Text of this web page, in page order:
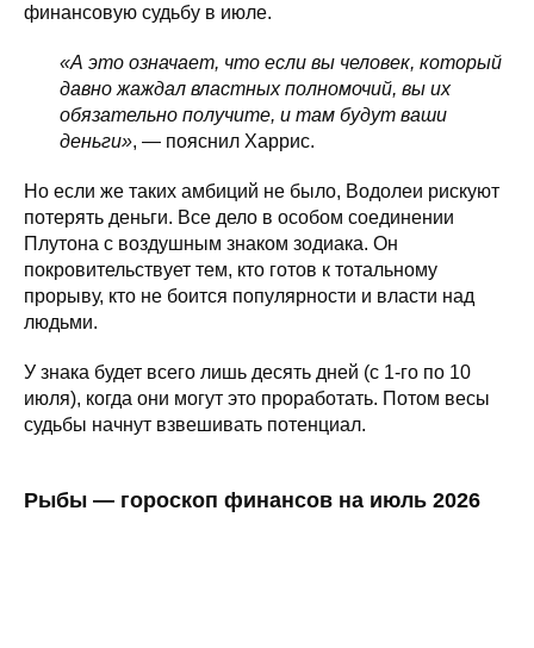
финансовую судьбу в июле.
«А это означает, что если вы человек, который
давно жаждал властных полномочий, вы их
обязательно получите, и там будут ваши
деньги», — пояснил Харрис.
Но если же таких амбиций не было, Водолеи рискуют
потерять деньги. Все дело в особом соединении
Плутона с воздушным знаком зодиака. Он
покровительствует тем, кто готов к тотальному
прорыву, кто не боится популярности и власти над
людьми.
У знака будет всего лишь десять дней (с 1-го по 10
июля), когда они могут это проработать. Потом весы
судьбы начнут взвешивать потенциал.
Рыбы — гороскоп финансов на июль 2026